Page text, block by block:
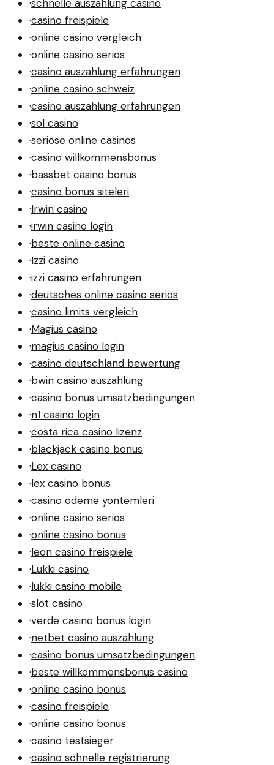
·schnelle auszahlung casino
·casino freispiele
·online casino vergleich
·online casino seriös
·casino auszahlung erfahrungen
·online casino schweiz
·casino auszahlung erfahrungen
·sol casino
·seriöse online casinos
·casino willkommensbonus
·bassbet casino bonus
·casino bonus siteleri
·Irwin casino
·irwin casino login
·beste online casino
·Izzi casino
·izzi casino erfahrungen
·deutsches online casino seriös
·casino limits vergleich
·Magius casino
·magius casino login
·casino deutschland bewertung
·bwin casino auszahlung
·casino bonus umsatzbedingungen
·n1 casino login
·costa rica casino lizenz
·blackjack casino bonus
·Lex casino
·lex casino bonus
·casino ödeme yöntemleri
·online casino seriös
·online casino bonus
·leon casino freispiele
·Lukki casino
·lukki casino mobile
·slot casino
·verde casino bonus login
·netbet casino auszahlung
·casino bonus umsatzbedingungen
·beste willkommensbonus casino
·online casino bonus
·casino freispiele
·online casino bonus
·casino testsieger
·casino schnelle registrierung